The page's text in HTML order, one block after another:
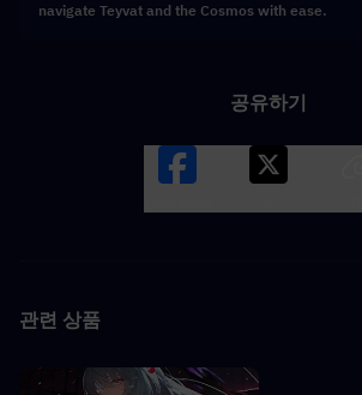
navigate Teyvat and the Cosmos with ease.
공유하기
관련 상품